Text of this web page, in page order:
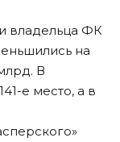
владельца ФК
на
В
е место, а в